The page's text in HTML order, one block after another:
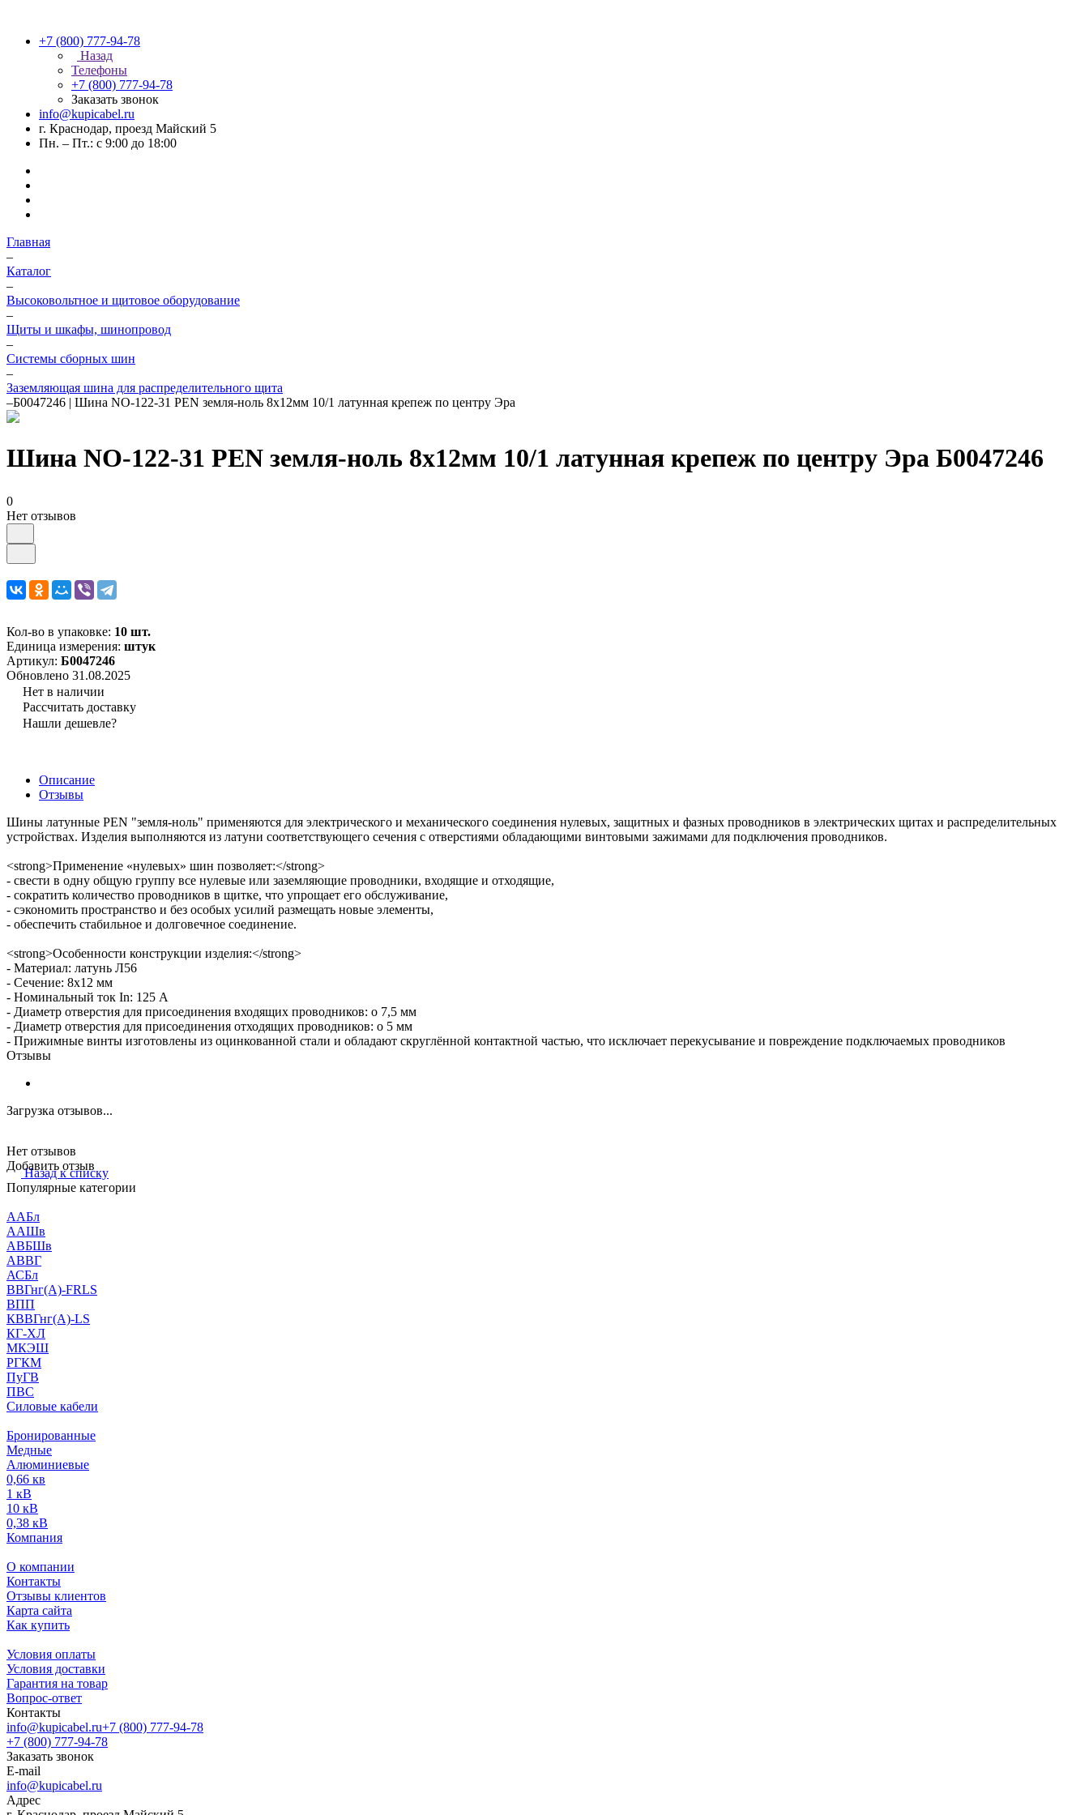
+7 (800) 777-94-78
Назад
Телефоны
+7 (800) 777-94-78
Заказать звонок
info@kupicabel.ru
г. Краснодар, проезд Майский 5
Пн. – Пт.: с 9:00 до 18:00
Главная
–
Каталог
–
Высоковольтное и щитовое оборудование
–
Щиты и шкафы, шинопровод
–
Системы сборных шин
–
Заземляющая шина для распределительного щита
–Б0047246 | Шина NO-122-31 PEN земля-ноль 8х12мм 10/1 латунная крепеж по центру Эра
Шина NO-122-31 PEN земля-ноль 8х12мм 10/1 латунная крепеж по центру Эра Б0047246
0
Нет отзывов
Кол-во в упаковке: 10 шт.
Единица измерения: штук
Артикул: Б0047246
Обновлено 31.08.2025
Нет в наличии
Рассчитать доставку
Нашли дешевле?
Описание
Отзывы
Шины латунные PEN "земля-ноль" применяются для электрического и механического соединения нулевых, защитных и фазных проводников в электрических щитах и распределительных
устройствах. Изделия выполняются из латуни соответствующего сечения с отверстиями обладающими винтовыми зажимами для подключения проводников.
<strong>Применение «нулевых» шин позволяет:</strong>
- свести в одну общую группу все нулевые или заземляющие проводники, входящие и отходящие,
- сократить количество проводников в щитке, что упрощает его обслуживание,
- сэкономить пространство и без особых усилий размещать новые элементы,
- обеспечить стабильное и долговечное соединение.
<strong>Особенности конструкции изделия:</strong>
- Материал: латунь Л56
- Сечение: 8х12 мм
- Номинальный ток In: 125 А
- Диаметр отверстия для присоединения входящих проводников: o 7,5 мм
- Диаметр отверстия для присоединения отходящих проводников: o 5 мм
- Прижимные винты изготовлены из оцинкованной стали и обладают скруглённой контактной частью, что исключает перекусывание и повреждение подключаемых проводников
Отзывы
Загрузка отзывов...
Нет отзывов
Добавить отзыв
Назад к списку
Популярные категории
ААБл
ААШв
АВБШв
АВВГ
АСБл
ВВГнг(А)-FRLS
ВПП
КВВГнг(А)-LS
КГ-ХЛ
МКЭШ
РГКМ
ПуГВ
ПВС
Силовые кабели
Бронированные
Медные
Алюминиевые
0,66 кв
1 кВ
10 кВ
0,38 кВ
Компания
О компании
Контакты
Отзывы клиентов
Карта сайта
Как купить
Условия оплаты
Условия доставки
Гарантия на товар
Вопрос-ответ
Контакты
info@kupicabel.ru+7 (800) 777-94-78
+7 (800) 777-94-78
Заказать звонок
E-mail
info@kupicabel.ru
Адрес